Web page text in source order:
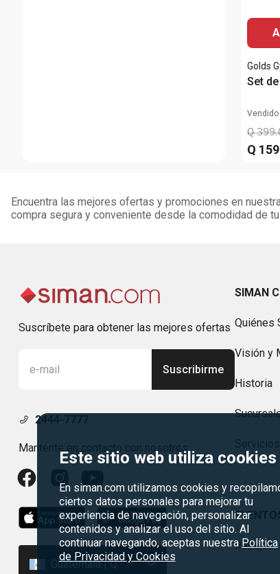
Este sitio web utiliza cookies
En siman.com utilizamos cookies y
ciertos datos personales para mejorar tu
experiencia de navegación, personalizar
contenidos y analizar el uso del sitio. Al
continuar navegando, aceptas nuestra Política
de Privacidad y Cookies
Golds
Set
Vendido
Q 399.
Q 159
Encuentra las mejores ofertas y promociones en
compra segura y conveniente desde la comodidad de
Suscríbete para obtener las mejores ofertas
Suscribirme
2444-7777
Manténte en contacto con nosotros
Guatemala | Q
SIMAN
Quiénes
Visión y
Historia
EVENTOS
Rebajas